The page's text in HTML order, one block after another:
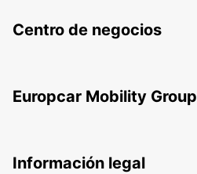
Centro de negocios
Europcar Mobility Group
Información legal